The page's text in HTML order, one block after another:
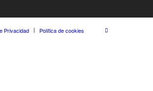
Privacidad Política de cookies